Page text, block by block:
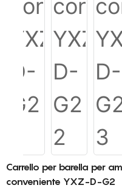
Carrello per barella per
conveniente YXZ-D-G2